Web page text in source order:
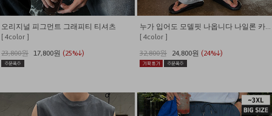
오리지널 피그먼트 그래피티 티셔츠
[ 4color ]
23,800원 17,800원 (25%↓)
누가 입어도 모델핏 나옵니다 나일론 카고 밴딩 와이드팬츠
[ 4color ]
32,800원
24,800원 (24%↓)